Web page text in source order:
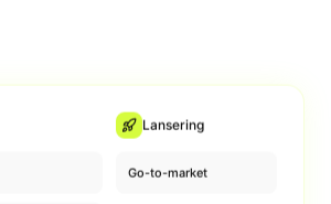
Lansering
Go-to-market